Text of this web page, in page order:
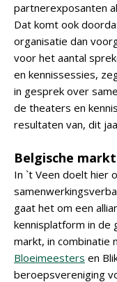
partnerexposanten
Dat komt ook
organisatie dan
voor het aantal
en kennissessies,
in gesprek over
de theaters en
resultaten van, dit
Belgische markt
In `t Veen doelt hier
gaat het om een
kennisplatform in de
markt, in combinatie
Bloeimeesters en
beroepsvereniging